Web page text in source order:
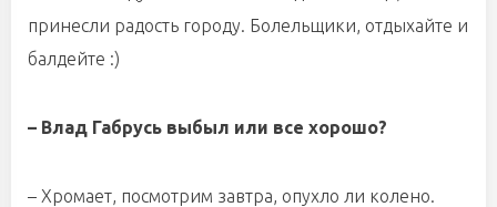
принесли радость городу. Болельщики, отдыхайте и
балдейте :)
– Влад Габрусь выбыл или все хорошо?
– Хромает, посмотрим завтра, опухло ли колено.